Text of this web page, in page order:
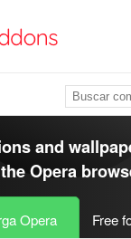
and
Opera
Opera Free